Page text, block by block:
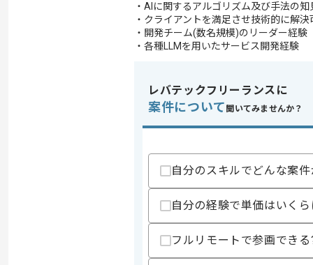
・AIに関するアルゴリズム及び手法の
・クライアントを満足させ技術的に解
・開発チーム(数名規模)のリーダー経験
・各種LLMを用いたサービス開発経験
レバテックフリーランスに
案件について 聞いてみませんか？
自分のスキルでどんな案
自分の経験で単価はいく
フルリモートで参画できる